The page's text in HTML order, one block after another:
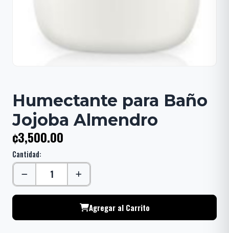
Humectante para Baño
Jojoba Almendro
¢3,500.00
Cantidad:
Agregar al Carrito